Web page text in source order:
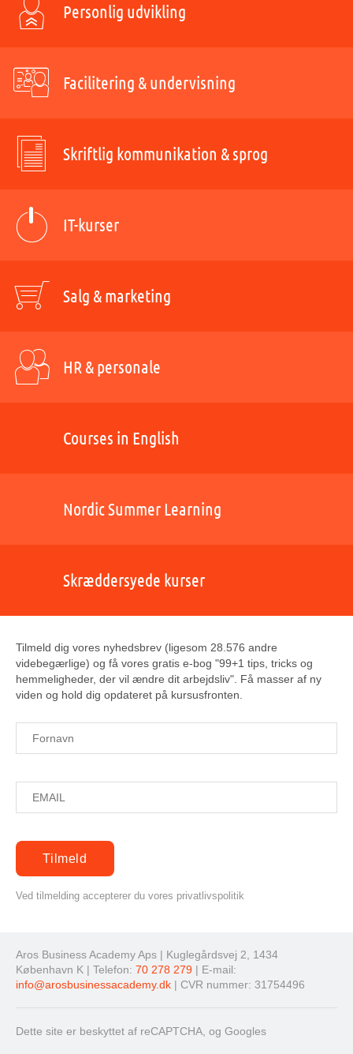
Personlig udvikling
Facilitering & undervisning
Skriftlig kommunikation & sprog
IT-kurser
Salg & marketing
HR & personale
Courses in English
Nordic Summer Learning
Skræddersyede kurser
Tilmeld dig vores nyhedsbrev (ligesom 28.576 andre
videbegærlige) og få vores gratis e-bog "99+1 tips, tricks og
hemmeligheder, der vil ændre dit arbejdsliv". Få masser af ny
viden og hold dig opdateret på kursusfronten.
Ved tilmelding accepterer du vores privatlivspolitik
Aros Business Academy Aps | Kuglegårdsvej 2, 1434
København K | Telefon: 70 278 279 | E-mail:
info@arosbusinessacademy.dk | CVR nummer: 31754496
Dette site er beskyttet af reCAPTCHA, og Googles